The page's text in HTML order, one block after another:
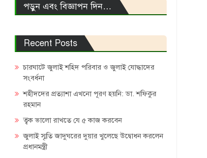
পড়ুন এবং বিজ্ঞাপন দিন…
Recent Posts
চারঘাটে জুলাই শহিদ পরিবার ও জুলাই যোদ্ধাদের
সংবর্ধনা
শহীদদের প্রত্যাশা এখনো পূরণ হয়নি: ডা. শফিকুর
রহমান
ত্বক ভালো রাখতে যে ৫ কাজ করবেন
জুলাই স্মৃতি জাদুঘরের দুয়ার খুলেছে উদ্বোধন করলেন
প্রধানমন্ত্রী